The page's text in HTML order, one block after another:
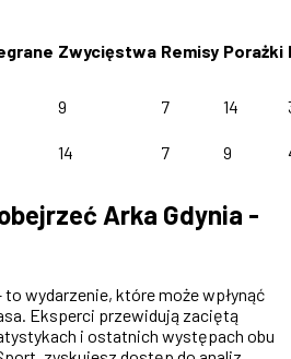
Zwycięstwa Remisy Porażki
9 7 14
14 7 9
Arka Gdynia -
wydarzenie, które może wpłynąć
Eksperci przewidują zaciętą
i ostatnich występach obu